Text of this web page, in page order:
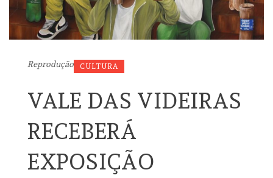
Reprodução CULTURA
VALE DAS VIDEIRAS
RECEBERÁ
EXPOSIÇÃO